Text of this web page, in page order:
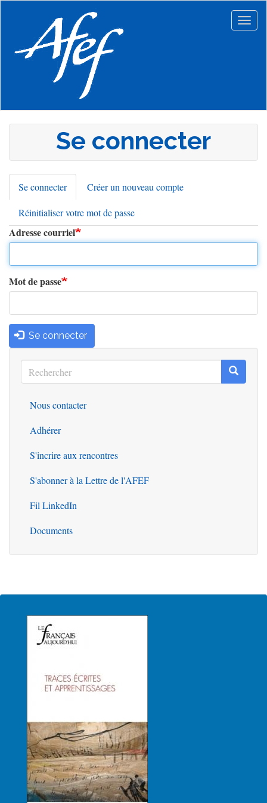
principal
Se connecter
Onglets
principaux
Se connecter(onglet
actif)
Créer un nouveau compte
Réinitialiser votre mot de passe
Adresse courriel
Mot de passe
Se connecter
Rechercher
Rechercher
Outils
Nous contacter
Adhérer
S'incrire aux rencontres
S'abonner à la Lettre de l'AFEF
Fil LinkedIn
Documents